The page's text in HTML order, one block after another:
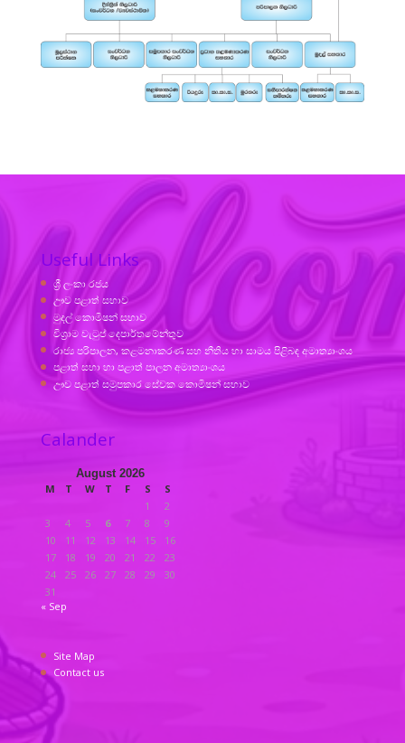
Useful Links
ශ්‍රී ලංකා රජය
ඌව පළාත් සභාව
මුදල් කොමිෂන් සභාව
විශ්‍රාම වැටුප් දෙපාර්තමේන්තුව
රාජ්‍ය පරිපාලන, කළමනාකරණ සහ නීතිය හා සාමය පිළිබඳ අමාත්‍යාංශය
පළාත් සභා හා පළාත් පාලන අමාත්‍යාංශය
ඌව පළාත් සමුපකාර සේවක කොමිෂන් සභාව
Calander
August 2026
M
T W T F S
S
1
2
3
4 5 6 7 8
9
10
11 12 13 14 15
16
17
18 19 20 21 22
23
24
25 26 27 28 29
30
31
« Sep
Site Map
Contact us